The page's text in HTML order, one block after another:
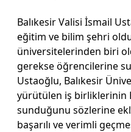
Balıkesir Valisi İsmail
eğitim ve bilim şehri
üniversitelerinden biri
gerekse öğrencilerine
Ustaoğlu, Balıkesir
yürütülen iş birliklerinin
sunduğunu sözlerine
başarılı ve verimli